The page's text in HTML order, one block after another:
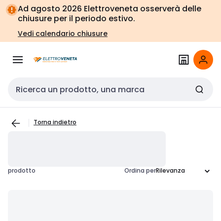
Vai alla
navigazione
Vai
alla
pagina
Ad agosto 2026 Elettroveneta osserverà delle
chiusure per il periodo estivo.
Vedi calendario chiusure
Cerca input
Torna indietro
prodotto Ordina per